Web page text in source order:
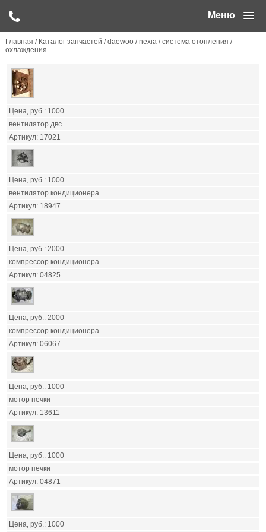
Меню
Главная / Каталог запчастей /daewoo/nexia/ система отопления /
охлаждения
1000
вентилятор двс
17021
1000
вентилятор кондиционера
18947
2000
компрессор кондиционера
04825
2000
компрессор кондиционера
06067
1000
мотор печки
13611
1000
мотор печки
04871
1000